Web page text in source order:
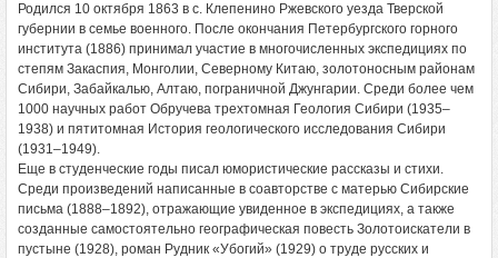
Родился 10 октября 1863 в с. Клепенино Ржевского уезда Тверской
губернии в семье военного. После окончания Петербургского горного
института (1886) принимал участие в многочисленных экспедициях по
степям Закаспия, Монголии, Северному Китаю, золотоносным районам
Сибири, Забайкалью, Алтаю, пограничной Джунгарии. Среди более чем
1000 научных работ Обручева трехтомная Геология Сибири (1935–
1938) и пятитомная История геологического исследования Сибири
(1931–1949).
Еще в студенческие годы писал юмористические рассказы и стихи.
Среди произведений написанные в соавторстве с матерью Сибирские
письма (1888–1892), отражающие увиденное в экспедициях, а также
созданные самостоятельно географическая повесть Золотоискатели в
пустыне (1928), роман Рудник «Убогий» (1929) о труде русских и